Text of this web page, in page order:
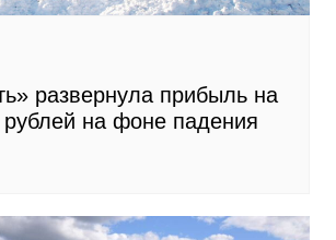
развернула прибыль на
на фоне падения